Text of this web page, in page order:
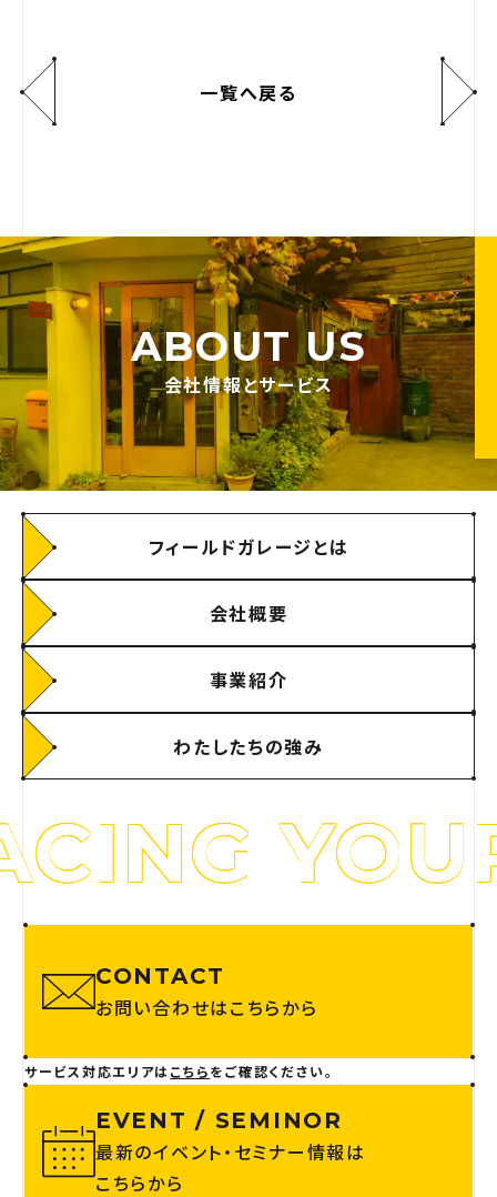
一覧へ戻る
ABOUT US
会社情報とサービス
フィールドガレージとは
会社概要
事業紹介
わたしたちの強み
CONTACT
お問い合わせはこちらから
サービス対応エリアはこちらをご確認ください。
EVENT / SEMINOR
最新のイベント・セミナー情報は
こちらから